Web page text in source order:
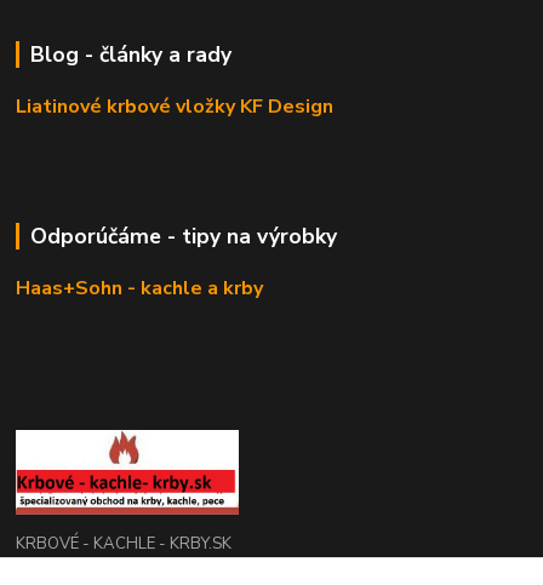
Blog - články a rady
Liatinové krbové vložky KF Design
Odporúčáme - tipy na výrobky
Haas+Sohn - kachle a krby
KRBOVÉ - KACHLE - KRBY.SK